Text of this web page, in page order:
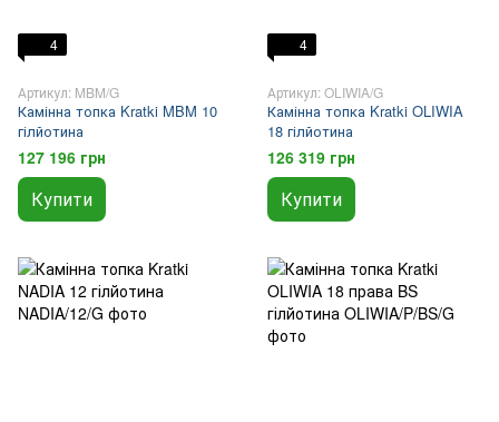
4
Артикул: MBM/G
Камінна топка Kratki MBM 10
гілйотина
127 196 грн
Купити
4
Артикул: OLIWIA/G
Камінна топка Kratki OLIWIA
18 гілйотина
126 319 грн
Купити